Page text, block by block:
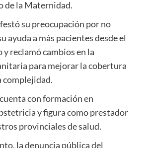
de la Maternidad.
su preocupación por no
ayuda a más pacientes desde el
reclamó cambios en la
para mejorar la cobertura
complejidad.
con formación en
y figura como prestador
provinciales de salud.
la denuncia pública del